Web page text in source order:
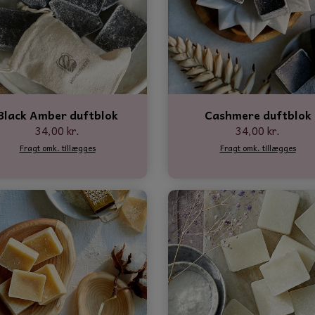
Amber duftblok
34,00 kr.
Fragt omk. tillægges
Cashmere duftblok
34,00 kr.
Fragt omk. tillægges